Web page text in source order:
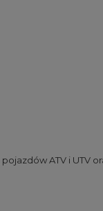
ATV i UTV